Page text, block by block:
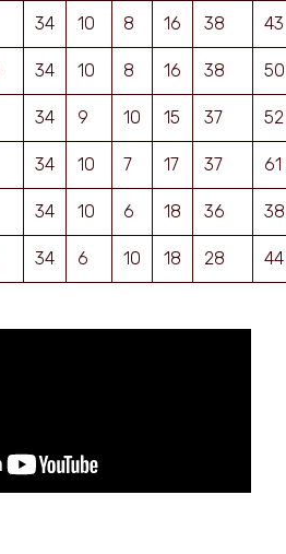
34 10 8 16 38 43
34 10 8 16 38 50
34 9 10 15 37 52
34 10 7 17 37 61
34 10 6 18 36 38
34 6 10 18 28 44